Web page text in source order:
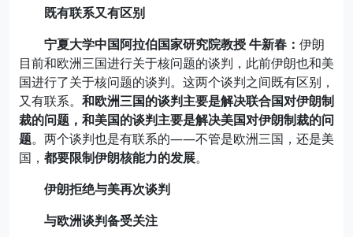
既有联系又有区别
宁夏大学中国阿拉伯国家研究院教授 牛新春： 伊朗
目前和欧洲三国进行关于核问题的谈判，此前伊朗也和美
国进行了关于核问题的谈判。这两个谈判之间既有区别，
又有联系。 和欧洲三国的谈判主要是解决联合国对伊朗制
裁的问题，和美国的谈判主要是解决美国对伊朗制裁的问
题。两个谈判也是有联系的——不管是欧洲三国，还是美
国， 都要限制伊朗核能力的发展。
伊朗拒绝与美再次谈判
与欧洲谈判备受关注